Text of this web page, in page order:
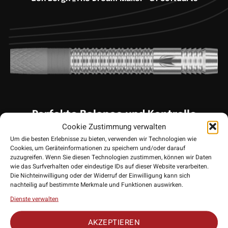
Cookie Zustimmung verwalten
Um die besten Erlebnisse zu bieten, verwenden wir Technologien wie
Cookies, um Geräteinformationen zu speichern und/oder darauf
zuzugreifen. Wenn Sie diesen Technologien zustimmen, können wir Daten
wie das Surfverhalten oder eindeutige IDs auf dieser Website verarbeiten.
Die Nichteinwilligung oder der Widerruf der Einwilligung kann sich
nachteilig auf bestimmte Merkmale und Funktionen auswirken.
Dienste verwalten
AKZEPTIEREN
Perfekte Balance und Kontrolle
Der Target Dimitri van den Bergh G1 Dart wurde speziell für
Nachwuchstalente und aufstrebende Dartspieler entwickelt.
Mit seiner präzisen Balance und dem optimalen Grip sorgt er
für erstklassige Wurfkontrolle. Dank des edlem Design
sowohl des Darts, als auch der Verpackung, hat Target hier
ein wahres Sammlerstück herausgebracht.
90% Tungsten (Wolfram)